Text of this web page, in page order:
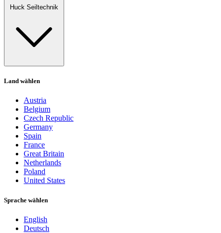
Huck Seiltechnik
Land wählen
Austria
Belgium
Czech Republic
Germany
Spain
France
Great Britain
Netherlands
Poland
United States
Sprache wählen
English
Deutsch